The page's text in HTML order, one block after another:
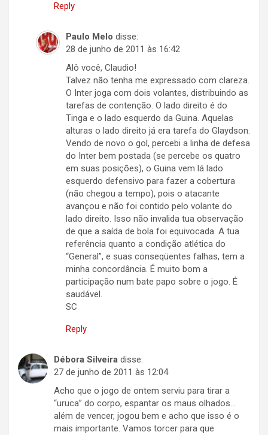
Reply
Paulo Melo disse:
28 de junho de 2011 às 16:42
Alô você, Claudio!
Talvez não tenha me expressado com clareza.
O Inter joga com dois volantes, distribuindo as
tarefas de contenção. O lado direito é do
Tinga e o lado esquerdo da Guina. Aquelas
alturas o lado direito já era tarefa do Glaydson.
Vendo de novo o gol, percebi a linha de defesa
do Inter bem postada (se percebe os quatro
em suas posições), o Guina vem lá lado
esquerdo defensivo para fazer a cobertura
(não chegou a tempo), pois o atacante
avançou e não foi contido pelo volante do
lado direito. Isso não invalida tua observação
de que a saída de bola foi equivocada. A tua
referência quanto a condição atlética do
“General”, e suas conseqüentes falhas, tem a
minha concordância. É muito bom a
participação num bate papo sobre o jogo. É
saudável.
SC
Reply
Débora Silveira disse:
27 de junho de 2011 às 12:04
Acho que o jogo de ontem serviu para tirar a
“uruca” do corpo, espantar os maus olhados…
além de vencer, jogou bem e acho que isso é o
mais importante. Vamos torcer para que